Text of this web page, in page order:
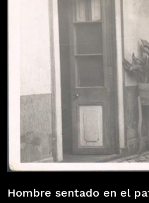
Hombre sentado en el